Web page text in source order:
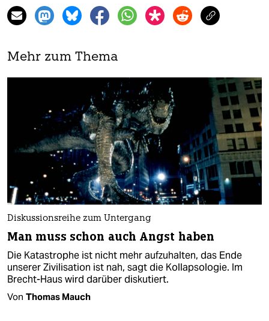
Mehr zum Thema
Diskussionsreihe zum Untergang
Man muss schon auch Angst haben
Die Katastrophe ist nicht mehr aufzuhalten, das Ende
unserer Zivilisation ist nah, sagt die Kollapsologie. Im
Brecht-Haus wird darüber diskutiert.
Von Thomas Mauch